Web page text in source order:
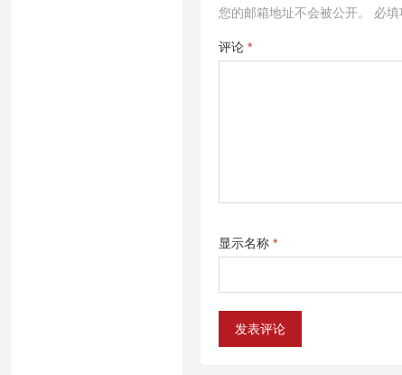
您的邮箱地址不会被公开。 必填
评论 *
显示名称 *